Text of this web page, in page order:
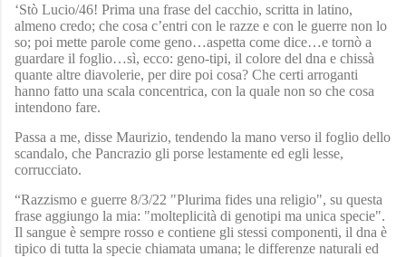
‘Stò Lucio/46! Prima una frase del cacchio, scritta in latino,
almeno credo; che cosa c’entri con le razze e con le guerre non lo
so; poi mette parole come geno…aspetta come dice…e tornò a
guardare il foglio…sì, ecco: geno-tipi, il colore del dna e chissà
quante altre diavolerie, per dire poi cosa? Che certi arroganti
hanno fatto una scala concentrica, con la quale non so che cosa
intendono fare.
Passa a me, disse Maurizio, tendendo la mano verso il foglio dello
scandalo, che Pancrazio gli porse lestamente ed egli lesse,
corrucciato.
“Razzismo e guerre 8/3/22 "Plurima fides una religio", su questa
frase aggiungo la mia: "molteplicità di genotipi ma unica specie".
Il sangue è sempre rosso e contiene gli stessi componenti, il dna è
tipico di tutta la specie chiamata umana; le differenze naturali ed